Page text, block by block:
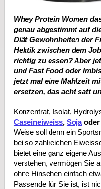
Whey Protein Women
genau abgestimmt auf
Diät Gewohnheiten der
Hektik zwischen dem
richtig zu essen? Aber
und Fast Food oder
jetzt mal eine Mahlzeit
ersetzen, das acht satt
Konzentrat, Isolat,
Caseineiweiss, Sojaoder
Weise soll denn ein
bei so zahlreichen
bietet eine ganz eigene
verstehen, vermögen Sie
ohne Hinsehen einfach
Passende für Sie ist, ist